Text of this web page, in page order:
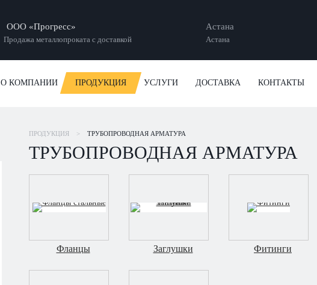
ООО «Прогресс»
Продажа металлопроката с доставкой
Астана
Астана
О КОМПАНИИ ПРОДУКЦИЯ УСЛУГИ ДОСТАВКА КОНТАКТЫ
ПРОДУКЦИЯ > ТРУБОПРОВОДНАЯ АРМАТУРА
ТРУБОПРОВОДНАЯ АРМАТУРА
Фланцы Заглушки Фитинги